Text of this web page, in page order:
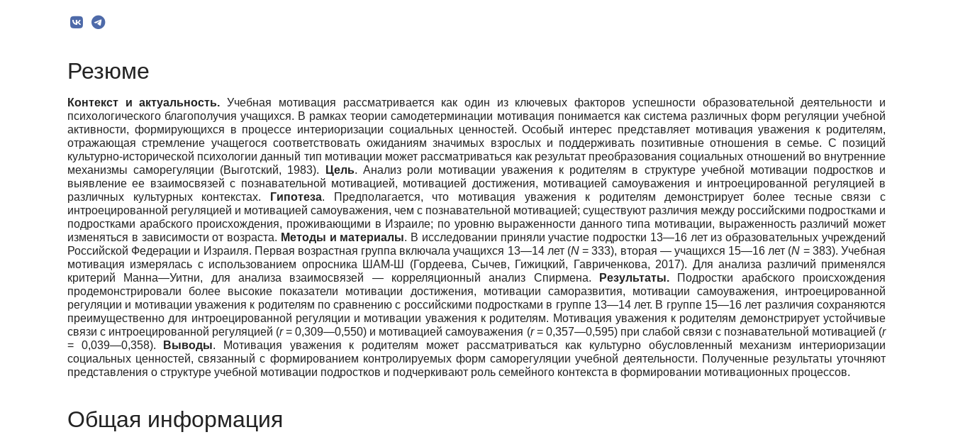
Резюме
Контекст и актуальность.Учебная мотивация рассматривается как один из ключевых факторов успешности образовательной деятельности и
психологического благополучия учащихся. В рамках теории самодетерминации мотивация понимается как система различных форм регуляции учебной
активности, формирующихся в процессе интериоризации социальных ценностей. Особый интерес представляет мотивация уважения к родителям,
отражающая стремление учащегося соответствовать ожиданиям значимых взрослых и поддерживать позитивные отношения в семье. С позиций
культурно-исторической психологии данный тип мотивации может рассматриваться как результат преобразования социальных отношений во внутренние
механизмы саморегуляции (Выготский, 1983).
Цель. Анализ роли мотивации уважения к родителям в структуре учебной мотивации подростков и
выявление ее взаимосвязей с познавательной мотивацией, мотивацией достижения, мотивацией самоуважения и интроецированной регуляцией в
различных культурных контекстах.
Гипотеза. Предполагается, что мотивация уважения к родителям демонстрирует более тесные связи с
интроецированной регуляцией и мотивацией самоуважения, чем с познавательной мотивацией; существуют различия между российскими подростками и
подростками арабского происхождения, проживающими в Израиле; по уровню выраженности данного типа мотивации, выраженность различий может
изменяться в зависимости от возраста. Методы и материалы. В исследовании приняли участие подростки 13—16 лет из образовательных учреждений
Российской Федерации и Израиля. Первая возрастная группа включала учащихся 13—14 лет (N = 333), вторая — учащихся 15—16 лет (N = 383). Учебная
мотивация измерялась с использованием опросника ШАМ-Ш (Гордеева, Сычев, Гижицкий, Гавриченкова, 2017). Для анализа различий применялся
критерий Манна—Уитни, для анализа взаимосвязей — корреляционный анализ Спирмена.
Результаты. Подростки арабского происхождения
продемонстрировали более высокие показатели мотивации достижения, мотивации саморазвития, мотивации самоуважения, интроецированной
регуляции и мотивации уважения к родителям по сравнению с российскими подростками в группе 13—14 лет. В группе 15—16 лет различия сохраняются
преимущественно для интроецированной регуляции и мотивации уважения к родителям. Мотивация уважения к родителям демонстрирует устойчивые
связи с интроецированной регуляцией (r= 0,309—0,550) и мотивацией самоуважения (r= 0,357—0,595) при слабой связи с познавательной мотивацией (r
= 0,039—0,358).
Выводы. Мотивация уважения к родителям может рассматриваться как культурно обусловленный механизм интериоризации
социальных ценностей, связанный с формированием контролируемых форм саморегуляции учебной деятельности. Полученные результаты уточняют
представления о структуре учебной мотивации подростков и подчеркивают роль семейного контекста в формировании мотивационных процессов.
Общая информация